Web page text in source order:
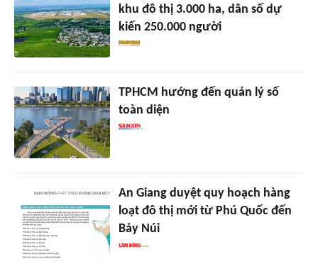
khu đô thị 3.000 ha, dân số dự
kiến 250.000 người
TPHCM hướng đến quản lý số
toàn diện
An Giang duyệt quy hoạch hàng
loạt đô thị mới từ Phú Quốc đến
Bảy Núi